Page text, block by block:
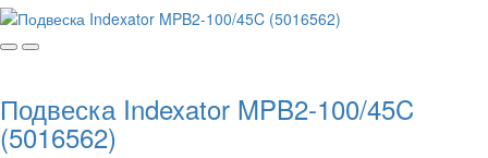
Подвеска Indexator MPB2-100/45C
(5016562)